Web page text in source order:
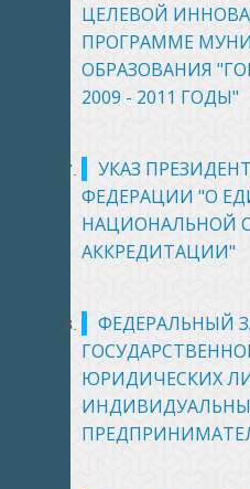
ЦЕЛЕВОЙ
ПРОГРАММЕ
ОБРАЗОВАНИЯ
2009 - 2011 ГОДЫ"
УКАЗ
ФЕДЕРАЦИИ "О
НАЦИОНАЛЬНОЙ
АККРЕДИТАЦИИ"
ФЕДЕРАЛЬНЫЙ
ЮРИДИЧЕСКИХ